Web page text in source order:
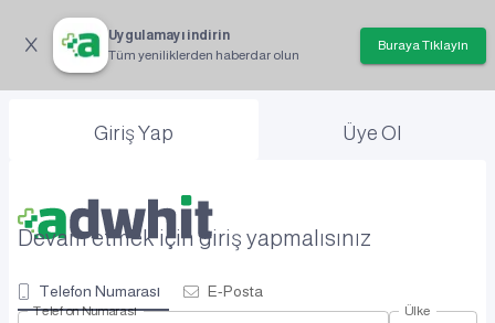
Uygulamayı indirin
Tüm yeniliklerden haberdar olun
Buraya Tıklayın
Giriş Yap Üye Ol
Devam etmek için giriş yapmalısınız
Telefon Numarası E-Posta
Telefon Numarası Ülke